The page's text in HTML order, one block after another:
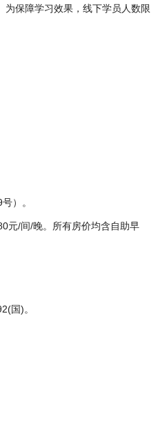
保障学习效果，线下学员人数限
）。
元/间/晚。所有房价均含自助早
国)。